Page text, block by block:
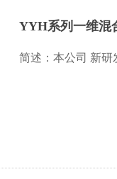
YYH系列一维混
简述：本公司 新研